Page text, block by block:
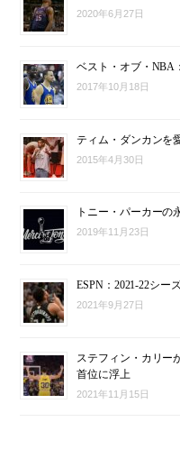
2020年6月27日
ベスト・オブ・NBA
2017年10月18日
ティム・ダンカンを
2015年4月30日
トニー・パーカーの
2019年11月23日
ESPN：2021-22シー
2021年9月27日
ステフィン・カリー
首位に浮上
2021年11月15日